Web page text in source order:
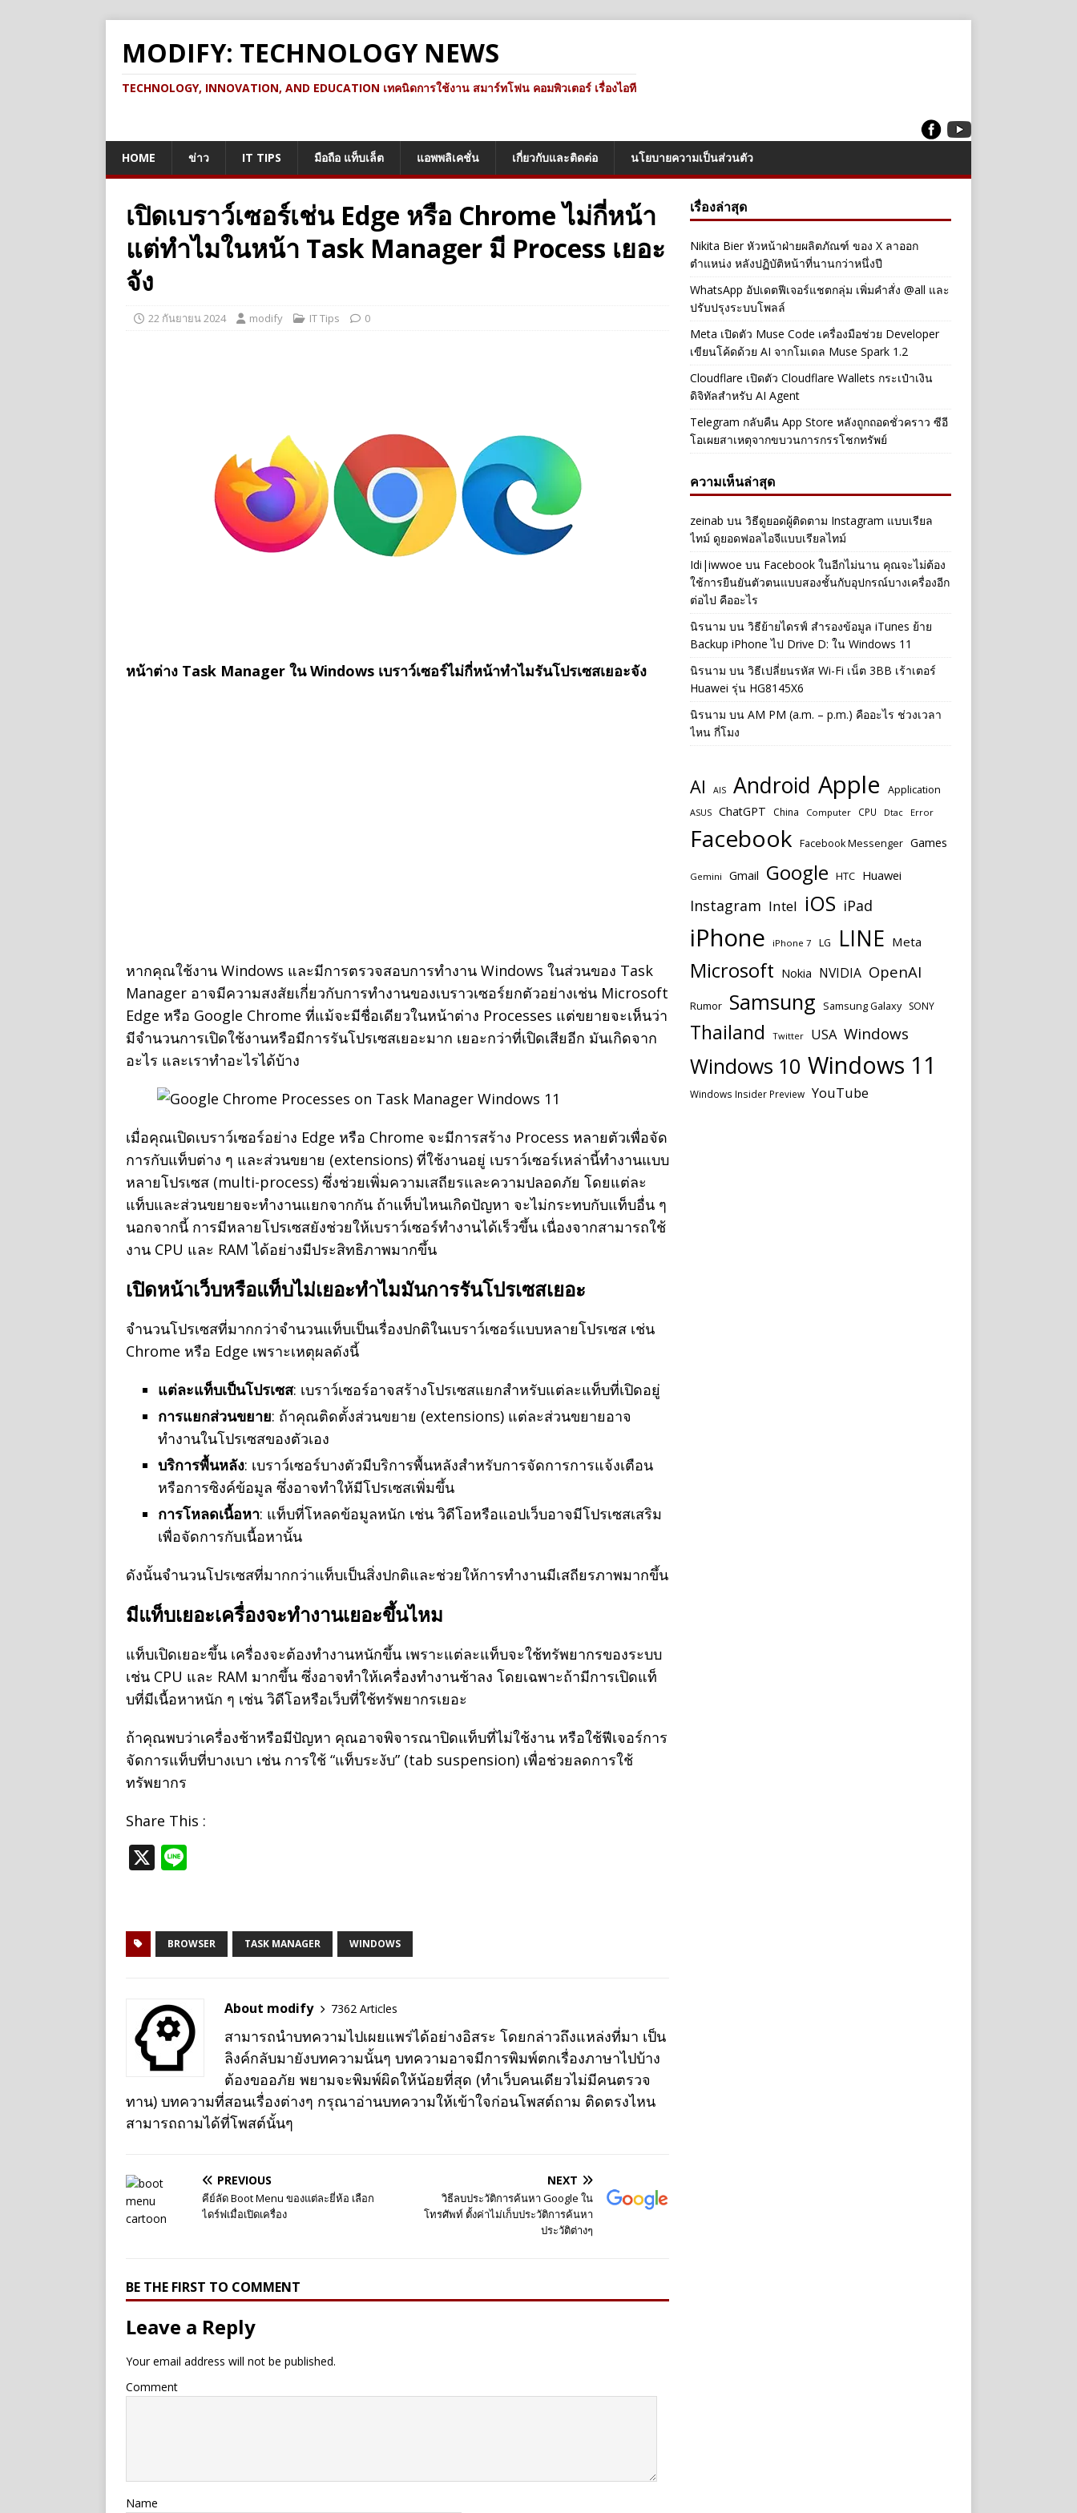
MODIFY: TECHNOLOGY NEWS
TECHNOLOGY, INNOVATION, AND EDUCATION เทคนิดการใช้งาน สมาร์ทโฟน คอมพิวเตอร์ เรื่องไอที
HOME ข่าว IT TIPS มือถือ แท็บเล็ต แอพพลิเคชั่น เกี่ยวกับและติดต่อ นโยบายความเป็นส่วนตัว
เปิดเบราว์เซอร์เช่น Edge หรือ Chrome ไม่กี่หน้า
แต่ทำไมในหน้า Task Manager มี Process เยอะ
จัง
22 กันยายน 2024 modify IT Tips 0
หน้าต่าง Task Manager ใน Windows เบราว์เซอร์ไม่กี่หน้าทำไมรันโปรเซสเยอะจัง
หากคุณใช้งาน Windows และมีการตรวจสอบการทำงาน Windows ในส่วนของ Task
Manager อาจมีความสงสัยเกี่ยวกับการทำงานของเบราวเซอร์ยกตัวอย่างเช่น Microsoft
Edge หรือ Google Chrome ที่แม้จะมีชื่อเดียวในหน้าต่าง Processes แต่ขยายจะเห็นว่า
มีจำนวนการเปิดใช้งานหรือมีการรันโปรเซสเยอะมาก เยอะกว่าที่เปิดเสียอีก มันเกิดจาก
อะไร และเราทำอะไรได้บ้าง
เมื่อคุณเปิดเบราว์เซอร์อย่าง Edge หรือ Chrome จะมีการสร้าง Process หลายตัวเพื่อจัด
การกับแท็บต่าง ๆ และส่วนขยาย (extensions) ที่ใช้งานอยู่ เบราว์เซอร์เหล่านี้ทำงานแบบ
หลายโปรเซส (multi-process) ซึ่งช่วยเพิ่มความเสถียรและความปลอดภัย โดยแต่ละ
แท็บและส่วนขยายจะทำงานแยกจากกัน ถ้าแท็บไหนเกิดปัญหา จะไม่กระทบกับแท็บอื่น ๆ
นอกจากนี้ การมีหลายโปรเซสยังช่วยให้เบราว์เซอร์ทำงานได้เร็วขึ้น เนื่องจากสามารถใช้
งาน CPU และ RAM ได้อย่างมีประสิทธิภาพมากขึ้น
เปิดหน้าเว็บหรือแท็บไม่เยอะทำไมมันการรันโปรเซสเยอะ
จำนวนโปรเซสที่มากกว่าจำนวนแท็บเป็นเรื่องปกติในเบราว์เซอร์แบบหลายโปรเซส เช่น
Chrome หรือ Edge เพราะเหตุผลดังนี้
แต่ละแท็บเป็นโปรเซส: เบราว์เซอร์อาจสร้างโปรเซสแยกสำหรับแต่ละแท็บที่เปิดอยู่
การแยกส่วนขยาย: ถ้าคุณติดตั้งส่วนขยาย (extensions) แต่ละส่วนขยายอาจ
ทำงานในโปรเซสของตัวเอง
บริการพื้นหลัง: เบราว์เซอร์บางตัวมีบริการพื้นหลังสำหรับการจัดการการแจ้งเตือน
หรือการซิงค์ข้อมูล ซึ่งอาจทำให้มีโปรเซสเพิ่มขึ้น
การโหลดเนื้อหา: แท็บที่โหลดข้อมูลหนัก เช่น วิดีโอหรือแอปเว็บอาจมีโปรเซสเสริม
เพื่อจัดการกับเนื้อหานั้น
ดังนั้นจำนวนโปรเซสที่มากกว่าแท็บเป็นสิ่งปกติและช่วยให้การทำงานมีเสถียรภาพมากขึ้น
มีแท็บเยอะเครื่องจะทำงานเยอะขึ้นไหม
แท็บเปิดเยอะขึ้น เครื่องจะต้องทำงานหนักขึ้น เพราะแต่ละแท็บจะใช้ทรัพยากรของระบบ
เช่น CPU และ RAM มากขึ้น ซึ่งอาจทำให้เครื่องทำงานช้าลง โดยเฉพาะถ้ามีการเปิดแท็
บที่มีเนื้อหาหนัก ๆ เช่น วิดีโอหรือเว็บที่ใช้ทรัพยากรเยอะ
ถ้าคุณพบว่าเครื่องช้าหรือมีปัญหา คุณอาจพิจารณาปิดแท็บที่ไม่ใช้งาน หรือใช้ฟีเจอร์การ
จัดการแท็บที่บางเบา เช่น การใช้ “แท็บระงับ” (tab suspension) เพื่อช่วยลดการใช้
ทรัพยากร
Share This :
X
BROWSER TASK MANAGER WINDOWS
About modify 7362 Articles
สามารถนำบทความไปเผยแพร่ได้อย่างอิสระ โดยกล่าวถึงแหล่งที่มา เป็น
ลิงค์กลับมายังบทความนั้นๆ บทความอาจมีการพิมพ์ตกเรื่องภาษาไปบ้าง
ต้องขออภัย พยามจะพิมพ์ผิดให้น้อยที่สุด (ทำเว็บคนเดียวไม่มีคนตรวจ
ทาน) บทความที่สอนเรื่องต่างๆ กรุณาอ่านบทความให้เข้าใจก่อนโพสต์ถาม ติดตรงไหน
สามารถถามได้ที่โพสต์นั้นๆ
PREVIOUS
คีย์ลัด Boot Menu ของแต่ละยี่ห้อ เลือก
ไดร์ฟเมื่อเปิดเครื่อง
NEXT
วิธีลบประวัติการค้นหา Google ใน
โทรศัพท์ ตั้งค่าไม่เก็บประวัติการค้นหา
ประวัติต่างๆ
BE THE FIRST TO COMMENT
Leave a Reply
Your email address will not be published.
Comment
Name
เรื่องล่าสุด
Nikita Bier หัวหน้าฝ่ายผลิตภัณฑ์ ของ X ลาออก
ตำแหน่ง หลังปฏิบัติหน้าที่นานกว่าหนึ่งปี
WhatsApp อัปเดตฟีเจอร์แชตกลุ่ม เพิ่มคำสั่ง @all และ
ปรับปรุงระบบโพลล์
Meta เปิดตัว Muse Code เครื่องมือช่วย Developer
เขียนโค้ดด้วย AI จากโมเดล Muse Spark 1.2
Cloudflare เปิดตัว Cloudflare Wallets กระเป๋าเงิน
ดิจิทัลสำหรับ AI Agent
Telegram กลับคืน App Store หลังถูกถอดชั่วคราว ซีอี
โอเผยสาเหตุจากขบวนการกรรโชกทรัพย์
ความเห็นล่าสุด
zeinab บน วิธีดูยอดผู้ติดตาม Instagram แบบเรียล
ไทม์ ดูยอดฟอลไอจีแบบเรียลไทม์
Idi|iwwoe บน Facebook ในอีกไม่นาน คุณจะไม่ต้อง
ใช้การยืนยันตัวตนแบบสองชั้นกับอุปกรณ์บางเครื่องอีก
ต่อไป คืออะไร
นิรนาม บน วิธีย้ายไดรฟ์ สำรองข้อมูล iTunes ย้าย
Backup iPhone ไป Drive D: ใน Windows 11
นิรนาม บน วิธีเปลี่ยนรหัส Wi-Fi เน็ต 3BB เร้าเตอร์
Huawei รุ่น HG8145X6
นิรนาม บน AM PM (a.m. – p.m.) คืออะไร ช่วงเวลา
ไหน กี่โมง
AI AIS Android Apple Application
ASUS ChatGPT China Computer CPU Dtac Error
Facebook Facebook Messenger Games
Gemini Gmail Google HTC Huawei
Instagram Intel iOS iPad
iPhone iPhone 7 LG LINE Meta
Microsoft Nokia NVIDIA OpenAI
Rumor Samsung Samsung Galaxy SONY
Thailand Twitter USA Windows
Windows 10 Windows 11
Windows Insider Preview YouTube